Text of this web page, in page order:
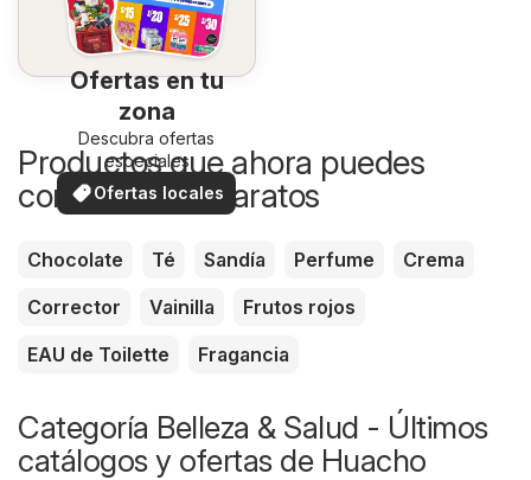
Ofertas en tu
zona
Descubra ofertas
especiales
Ofertas locales
Productos que ahora puedes
comprar más baratos
Chocolate Té Sandía Perfume
Crema
Corrector
Vainilla
Frutos rojos
EAU de Toilette
Fragancia
Categoría Belleza & Salud - Últimos
catálogos y ofertas de Huacho